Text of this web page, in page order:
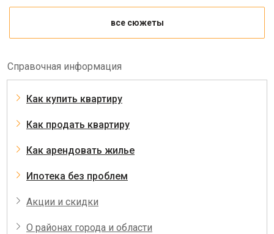
все сюжеты
Справочная информация
Как купить квартиру
Как продать квартиру
Как арендовать жилье
Ипотека без проблем
Акции и скидки
О районах города и области